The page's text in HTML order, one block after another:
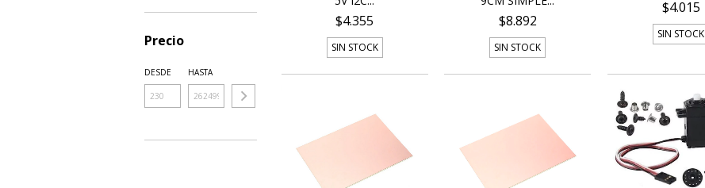
Precio
DESDE HASTA
$4.355
SIN STOCK
$8.892
SIN STOCK
$4.015
SIN STOCK